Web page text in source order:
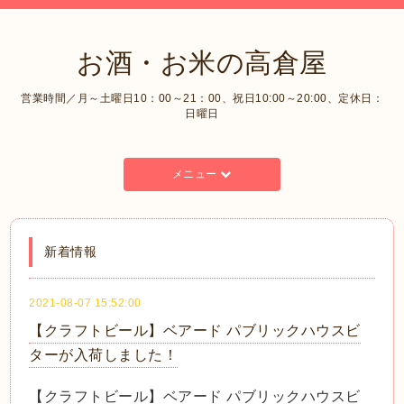
お酒・お米の高倉屋
営業時間／月～土曜日10：00～21：00、祝日10:00～20:00、定休日：
日曜日
メニュー
新着情報
2021-08-07 15:52:00
【クラフトビール】ベアード パブリックハウスビ
ターが入荷しました！
【クラフトビール】ベアード パブリックハウスビ